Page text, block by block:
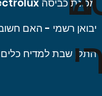
רגיל מחיר‏2,950.00 ‏₪ רגיל מחיר‏2,650.00 ‏₪ מחיר‏1,190.00 ‏₪
מכונת כביסה Electrolux
יבואן רשמי - האם
התקן שבת למדיח